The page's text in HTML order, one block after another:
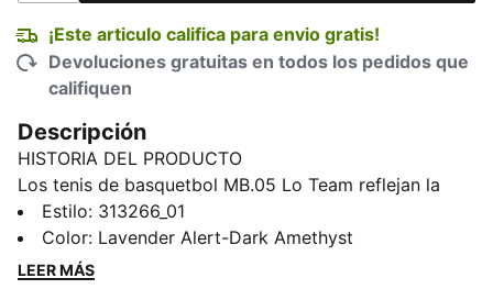
¡Este articulo califica para envio gratis!
Devoluciones gratuitas en todos los pedidos que
califiquen
Descripción
HISTORIA DEL PRODUCTO
Los tenis de basquetbol MB.05 Lo Team reflejan la
mentalidad de estrella de rock de LaMelo Ball con un
perfil bajo, líneas definidas y una actitud audaz. Los
detalles de los Melo presentan un estilo de estrella del
Estilo: 313266_01
Color: Lavender Alert-Dark Amethyst
LEER MÁS